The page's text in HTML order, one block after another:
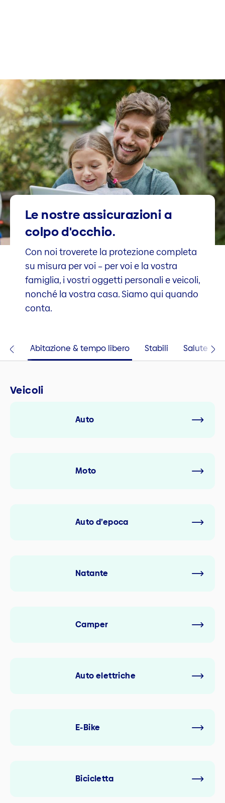
Le nostre assicurazioni a
colpo d'occhio.
Con noi troverete la protezione completa
su misura per voi – per voi e la vostra
famiglia, i vostri oggetti personali e veicoli,
nonché la vostra casa. Siamo qui quando
conta.
Abitazione & tempo libero Stabili Salute
Veicoli
Auto
Moto
Auto d’epoca
Natante
Camper
Auto elettriche
E-Bike
Bicicletta